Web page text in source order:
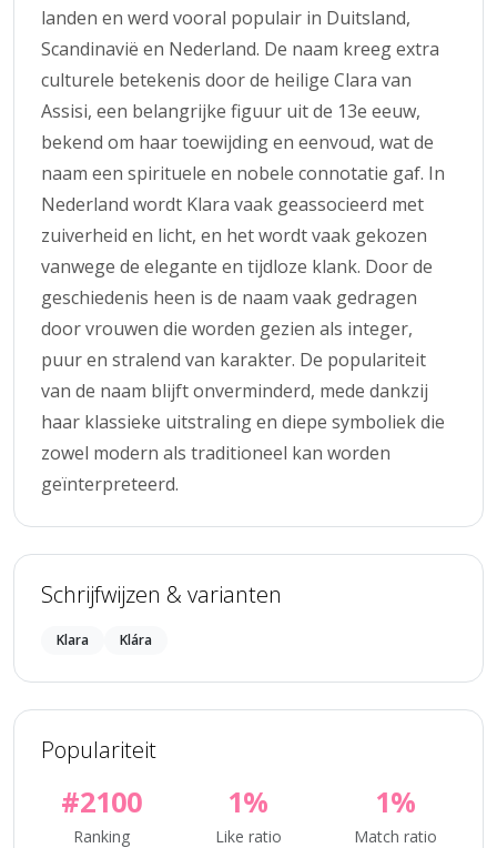
landen en werd vooral populair in Duitsland,
Scandinavië en Nederland. De naam kreeg extra
culturele betekenis door de heilige Clara van
Assisi, een belangrijke figuur uit de 13e eeuw,
bekend om haar toewijding en eenvoud, wat de
naam een spirituele en nobele connotatie gaf. In
Nederland wordt Klara vaak geassocieerd met
zuiverheid en licht, en het wordt vaak gekozen
vanwege de elegante en tijdloze klank. Door de
geschiedenis heen is de naam vaak gedragen
door vrouwen die worden gezien als integer,
puur en stralend van karakter. De populariteit
van de naam blijft onverminderd, mede dankzij
haar klassieke uitstraling en diepe symboliek die
zowel modern als traditioneel kan worden
geïnterpreteerd.
Schrijfwijzen & varianten
Klara Klára
Populariteit
#2100
Ranking
1%
Like ratio
1%
Match ratio